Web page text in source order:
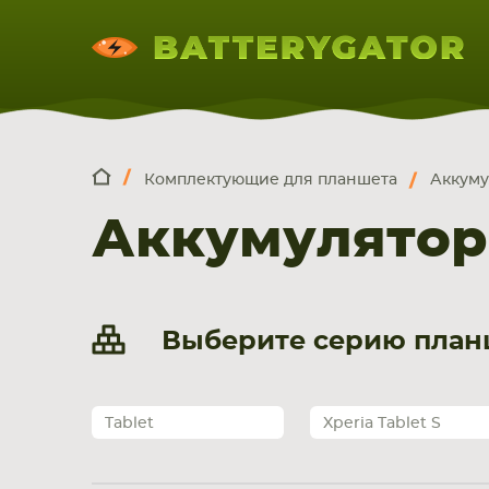
НОУТБУКА
ПЛАНШЕТА
СМАРТФОНА
Комплектующие для планшета
Выберите серию
Tablet Xperia Tablet S